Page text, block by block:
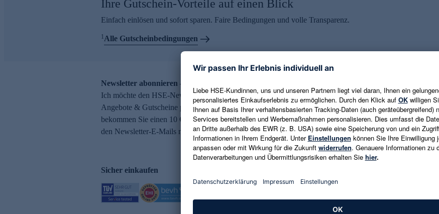
Ihre Gutschein-Vorteile auf einen Blick
Einfach einlösen und sofort sparen. Faire Bedingungen und volle Transparenz.
1Alle Gutscheinbedingungen
Newsletter abonnieren – 10 € Gutschein erhalten
Ich möchte den HSE-Newsletter abonnieren und aktuelle Trends,
Angebote & Gutscheine per E-Mail erhalten. Als Dankeschön
bekommen Sie einen 10 € Gutschein. Eine Abmeldung ist jederzeit in
den Newsletter-E-Mails möglich.
E-Mail-Adresse eingeben
Es gelten die Datenschutzrichtlinien
Sicher einkaufen